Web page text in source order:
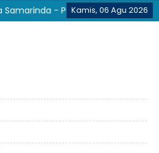
Kamis, 06 Agu 2026
Samarinda - Provinsi Kalimantan